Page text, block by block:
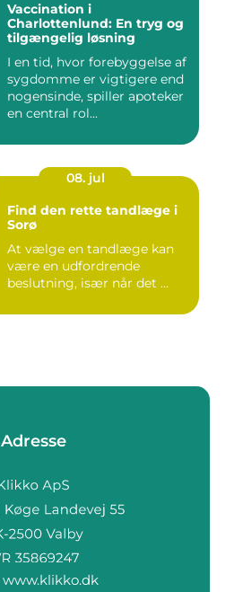
Vaccination i
Charlottenlund: En tryg og
tilgængelig løsning
I en tid, hvor forebyggelse af
sygdomme er vigtigere end
nogensinde, spiller apoteker
en central rol...
08. jul
Find den rette tandlæge i
Sorø
At vælge en tandlæge kan
være en udfordrende
beslutning, især når det ...
Adresse
www.klikko.dk